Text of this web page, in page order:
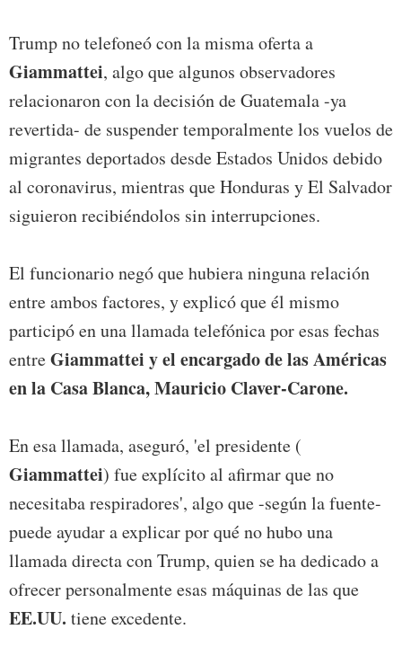
Trump no telefoneó con la misma oferta a
Giammattei, algo que algunos observadores
relacionaron con la decisión de Guatemala -ya
revertida- de suspender temporalmente los vuelos de
migrantes deportados desde Estados Unidos debido
al coronavirus, mientras que Honduras y El Salvador
siguieron recibiéndolos sin interrupciones.
El funcionario negó que hubiera ninguna relación
entre ambos factores, y explicó que él mismo
participó en una llamada telefónica por esas fechas
entreGiammattei y el encargado de las Américas
en la Casa Blanca, Mauricio Claver-Carone.
En esa llamada, aseguró, 'el presidente (
Giammattei) fue explícito al afirmar que no
necesitaba respiradores', algo que -según la fuente-
puede ayudar a explicar por qué no hubo una
llamada directa con Trump, quien se ha dedicado a
ofrecer personalmente esas máquinas de las que
EE.UU. tiene excedente.